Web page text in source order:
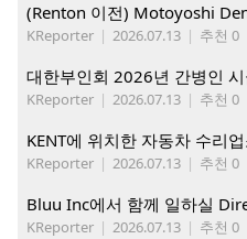
KReporter | 2026.07.13 | 추천 0
KReporter | 2026.07.13 | 추천 0
KReporter | 2026.07.13 | 추천 0
Bluu Inc에서 함께 일하실
KReporter | 2026.07.13 | 추천 0